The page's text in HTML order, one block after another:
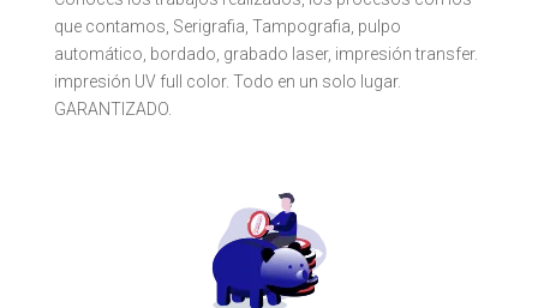
que contamos, Serigrafia, Tampografia, pulpo
automático, bordado, grabado laser, impresión transfer.
impresión UV full color. Todo en un solo lugar.
GARANTIZADO.